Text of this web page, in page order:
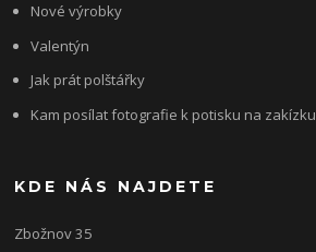
Nové výrobky
Valentýn
Jak prát polštářky
Kam posílat fotografie k potisku na zakízku
KDE NÁS NAJDETE
Zbožnov 35